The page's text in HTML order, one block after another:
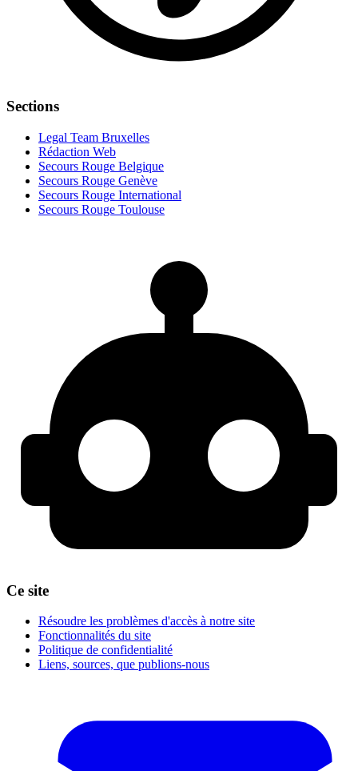
Sections
Legal Team Bruxelles
Rédaction Web
Secours Rouge Belgique
Secours Rouge Genève
Secours Rouge International
Secours Rouge Toulouse
Ce site
Résoudre les problèmes d'accès à notre site
Fonctionnalités du site
Politique de confidentialité
Liens, sources, que publions-nous